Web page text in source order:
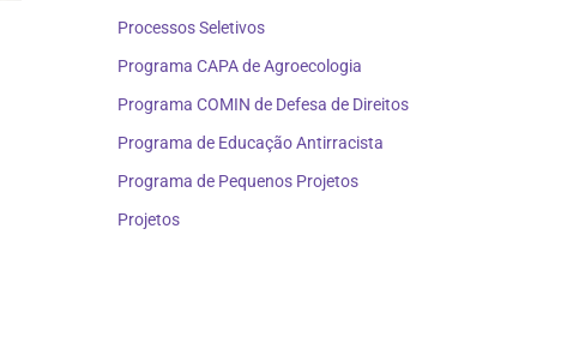
Processos Seletivos
Programa CAPA de Agroecologia
Programa COMIN de Defesa de Direitos
Programa de Educação Antirracista
Programa de Pequenos Projetos
Projetos